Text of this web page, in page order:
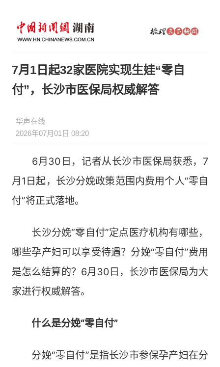
7月1日起32家医院实现生娃“零自
付”，长沙市医保局权威解答
华声在线
2026年07月01日 08:20
6月30日，记者从长沙市医保局获悉，7
月1日起，长沙分娩政策范围内费用个人“零自
付”将正式落地。
长沙分娩“零自付”定点医疗机构有哪些，
哪些孕产妇可以享受待遇？分娩“零自付”费用
是怎么结算的？6月30日，长沙市医保局为大
家进行权威解答。
什么是分娩“零自付”
分娩“零自付”是指长沙市参保孕产妇在分